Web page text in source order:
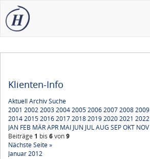
Klienten-Info
Aktuell ArchivSuche
2001 20022003200420052006200720082009
20142015201620172018201920202021 2022
JAN FEB MÄRAPR MAI JUN JULAUG SEPOKT NOV
Beiträge 1 bis 6von9
Nächste Seite »
Januar 2012